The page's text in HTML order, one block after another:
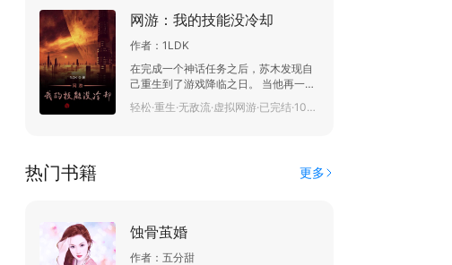
网友瞬间激动！ 一期《冰雕连》，看着
寒风中，已成冰雕的战士们，全网泪
崩！ 一期《飞向蓝天》，随着倒计时结
禁喊出一句。 “这盛世，如你所愿！”
花都闯出一片天！
网游：我的技能没冷却
作者： 1LDK
在完成一个神话任务之后，苏木发现自
己重生到了游戏降临之日。 当他再一次
登录游戏时，竟获得了SSS级天赋【扭
转时间】！ 这个天赋的效果虽然只有两
点。 …… 当别人还在等冷却嗑蓝瓶的时
万个脸盆大的火球了！”
轻松·重生·无敌流·虚拟网游·已完结·106.6万字
热门书籍 更多
蚀骨茧婚
作者： 五分甜